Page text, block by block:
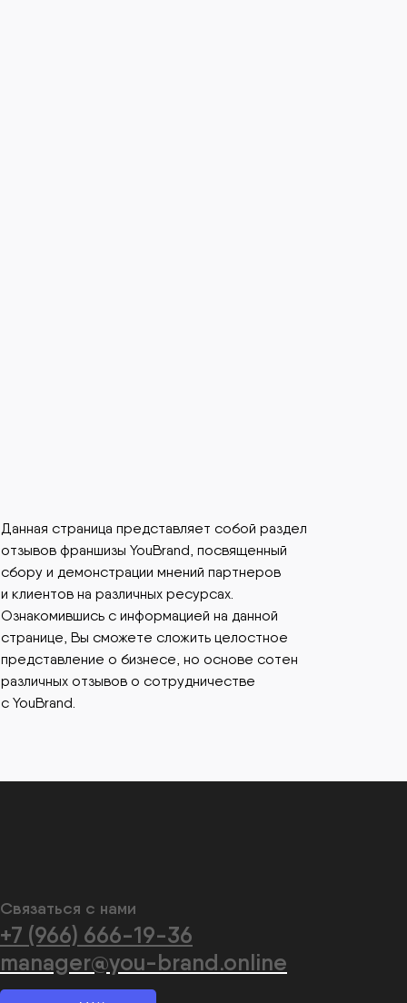
Данная страница представляет собой раздел
отзывов франшизы YouBrand, посвященный
сбору и демонстрации мнений партнеров
и клиентов на различных ресурсах.
Ознакомившись с информацией на данной
странице, Вы сможете сложить целостное
представление о бизнесе, но основе сотен
различных отзывов о сотрудничестве
с YouBrand.
Связаться с нами
+7 (966) 666-19-36
manager@you-brand.online